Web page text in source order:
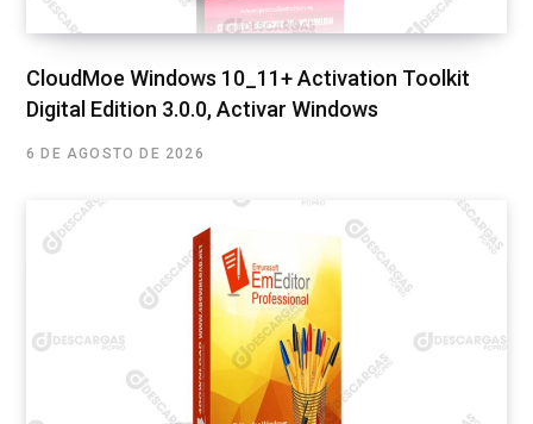
CloudMoe Windows 10_11+ Activation Toolkit
Digital Edition 3.0.0, Activar Windows
6 DE AGOSTO DE 2026